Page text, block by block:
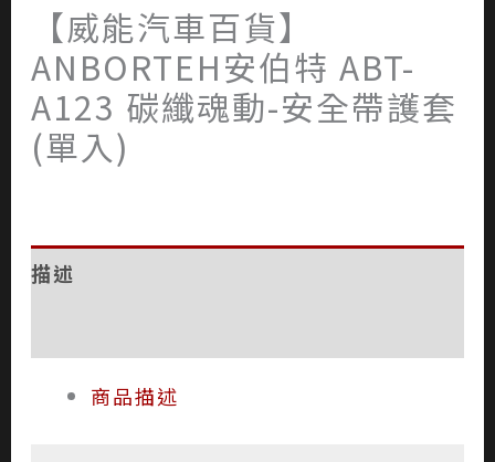
【威能汽車百貨】
ANBORTEH安伯特 ABT-
A123 碳纖魂動-安全帶護套
(單入)
描述
商品描述